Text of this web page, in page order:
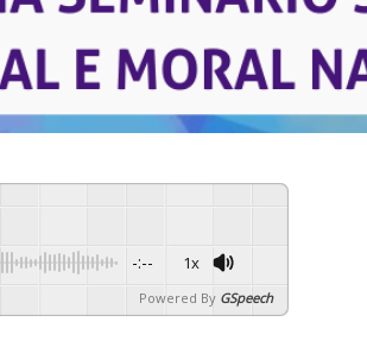
-:-- 1x
Powered By GSpeech